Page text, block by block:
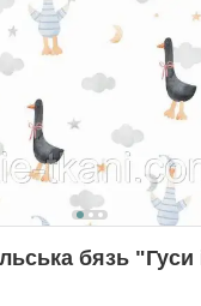
бязь "Гуси